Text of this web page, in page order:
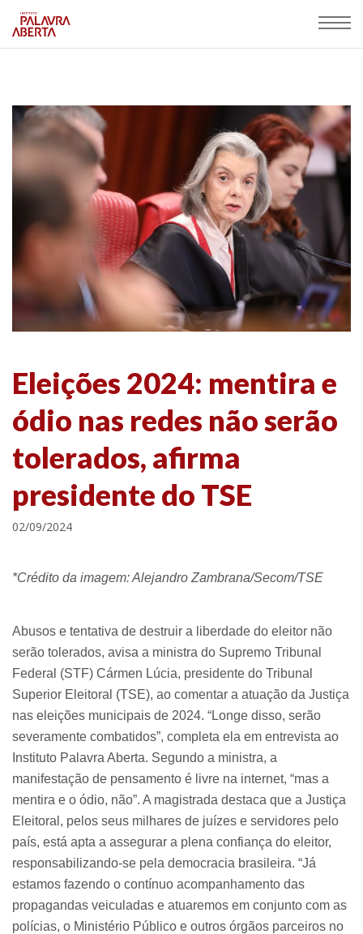
Eleições 2024: mentira e
ódio nas redes não serão
tolerados, afirma
presidente do TSE
02/09/2024
*Crédito da imagem: Alejandro Zambrana/Secom/TSE
Abusos e tentativa de destruir a liberdade do eleitor não
serão tolerados, avisa a ministra do Supremo Tribunal
Federal (STF) Cármen Lúcia, presidente do Tribunal
Superior Eleitoral (TSE), ao comentar a atuação da Justiça
nas eleições municipais de 2024. “Longe disso, serão
severamente combatidos”, completa ela em entrevista ao
Instituto Palavra Aberta. Segundo a ministra, a
manifestação de pensamento é livre na internet, “mas a
mentira e o ódio, não”. A magistrada destaca que a Justiça
Eleitoral, pelos seus milhares de juízes e servidores pelo
país, está apta a assegurar a plena confiança do eleitor,
responsabilizando-se pela democracia brasileira. “Já
estamos fazendo o contínuo acompanhamento das
propagandas veiculadas e atuaremos em conjunto com as
polícias, o Ministério Público e outros órgãos parceiros no